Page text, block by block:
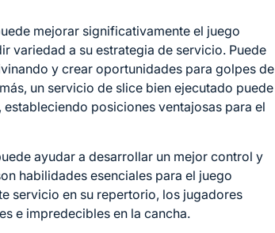
mejorar significativamente el juego
variedad a su estrategia de servicio. Puede
y crear oportunidades para golpes de
un servicio de slice bien ejecutado puede
posiciones ventajosas para el
ayudar a desarrollar un mejor control y
habilidades esenciales para el juego
servicio en su repertorio, los jugadores
e impredecibles en la cancha.